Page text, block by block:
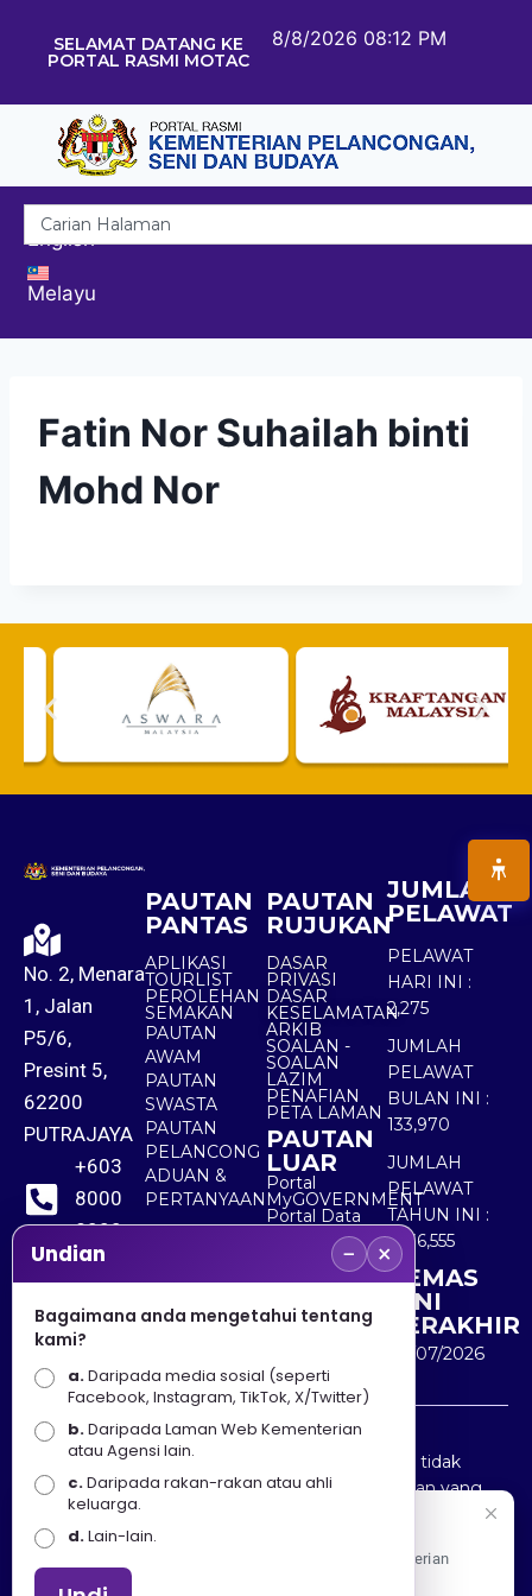
SELAMAT DATANG KE
PORTAL RASMI MOTAC
8/8/2026 08:12 PM
English
Melayu
Fatin Nor Suhailah binti
Mohd Nor
No. 2, Menara
1, Jalan
P5/6,
Presint 5,
62200
PUTRAJAYA
+603
8000
8000
+603
8891
7100
PAUTAN
PANTAS
APLIKASI
TOURLIST
PEROLEHAN
SEMAKAN
PAUTAN
AWAM
PAUTAN
SWASTA
PAUTAN
PELANCONG
ADUAN &
PERTANYAAN
PAUTAN
RUJUKAN
DASAR
PRIVASI
DASAR
KESELAMATAN
ARKIB
SOALAN -
SOALAN
LAZIM
PENAFIAN
PETA LAMAN
PAUTAN
LUAR
Portal
MyGOVERNMENT
Portal Data
Terbuka
Sektor Awam
JUMLAH
PELAWAT
PELAWAT
HARI INI :
2,275
JUMLAH
PELAWAT
BULAN INI :
133,970
JUMLAH
PELAWAT
TAHUN INI :
5,536,555
KEMAS
KINI
TERAKHIR
30/07/2026
Penafian : Kerajaan Malaysia dan Kementerian
Pelancongan Seni dan Budaya (MOTAC) adalah tidak
bertanggungjawab atas kehilangan atau kerugian yang
disebabkan oleh penggunaan mana-mana maklumat
yang diperolehi dari portal ini.
Undian − ×
Bagaimana anda mengetahui tentang
kami?
a.Daripada media sosial (seperti
Facebook, Instagram, TikTok, X/Twitter)
b.Daripada Laman Web Kementerian
atau Agensi lain.
c.Daripada rakan-rakan atau ahli
keluarga.
d.Lain-lain.
Apa Khabar! Selamat datang ke Portal Rasmi Kementerian
Pelancongan, Seni dan Budaya